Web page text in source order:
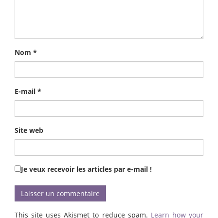
Nom *
E-mail *
Site web
Je veux recevoir les articles par e-mail !
This site uses Akismet to reduce spam. Learn how your